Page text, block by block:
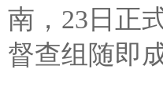
南，23日正
督查组随即